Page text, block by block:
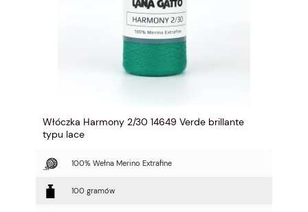
Włóczka Harmony 2/30 14649 Verde brillante
typu lace
100% Wełna Merino Extrafine
100 gramów